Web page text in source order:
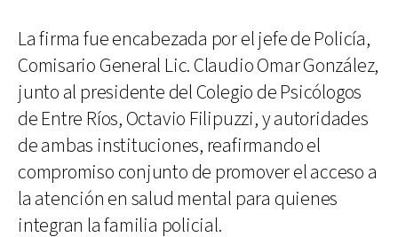
La firma fue encabezada por el jefe de Policía,
Comisario General Lic. Claudio Omar González,
junto al presidente del Colegio de Psicólogos
de Entre Ríos, Octavio Filipuzzi, y autoridades
de ambas instituciones, reafirmando el
compromiso conjunto de promover el acceso a
la atención en salud mental para quienes
integran la familia policial.